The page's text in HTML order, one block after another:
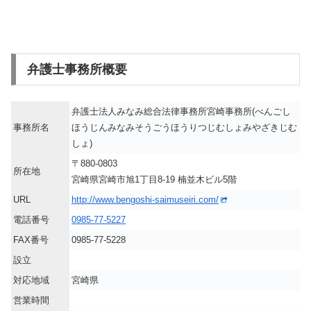
弁護士事務所概要
事務所名
弁護士法人みなみ総合法律事務所宮崎事務所(べんごし
ほうじんみなみそうごうほうりつじむしょみやざきじむ
しょ)
所在地
〒880-0803
宮崎県宮崎市旭1丁目8-19 楠並木ビル5階
URL
http://www.bengoshi-saimuseiri.com/
電話番号
0985-77-5227
FAX番号
0985-77-5228
設立
対応地域
宮崎県
営業時間